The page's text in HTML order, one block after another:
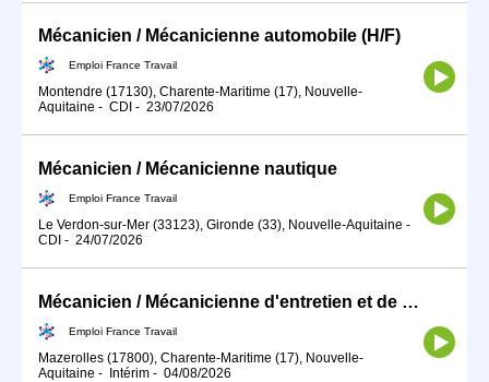
Mécanicien / Mécanicienne automobile (H/F)
Emploi France Travail
Montendre (17130), Charente-Maritime (17), Nouvelle-
Aquitaine - CDI - 23/07/2026
Mécanicien / Mécanicienne nautique
Emploi France Travail
Le Verdon-sur-Mer (33123), Gironde (33), Nouvelle-Aquitaine -
CDI - 24/07/2026
Mécanicien / Mécanicienne d'entretien et de maintenance d'engins (H/F)
Emploi France Travail
Mazerolles (17800), Charente-Maritime (17), Nouvelle-
Aquitaine - Intérim - 04/08/2026